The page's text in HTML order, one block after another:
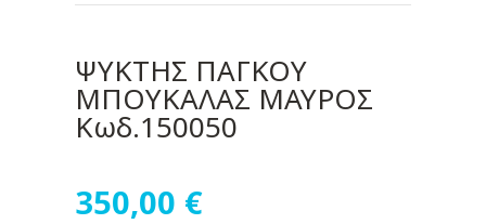
ΨΥΚΤΗΣ ΠΑΓΚΟΥ
ΜΠΟΥΚΑΛΑΣ ΜΑΥΡΟΣ
Κωδ.150050
350,00 €